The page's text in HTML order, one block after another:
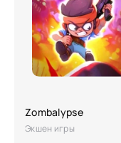
Zombalypse
Экшен игры